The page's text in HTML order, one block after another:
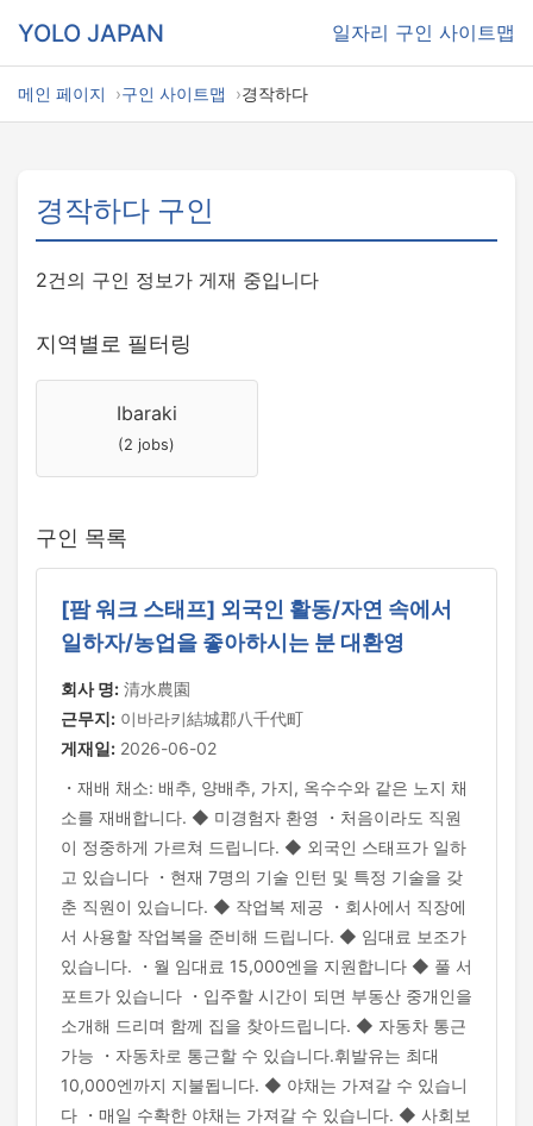
YOLO JAPAN 일자리 구인 사이트맵
메인 페이지 구인 사이트맵 경작하다
경작하다 구인
2건의 구인 정보가 게재 중입니다
지역별로 필터링
Ibaraki
(2 jobs)
구인 목록
[팜 워크 스태프] 외국인 활동/자연 속에서
일하자/농업을 좋아하시는 분 대환영
회사 명: 清水農園
근무지: 이바라키結城郡八千代町
게재일: 2026-06-02
・재배 채소: 배추, 양배추, 가지, 옥수수와 같은 노지 채
소를 재배합니다. ◆ 미경험자 환영 ・처음이라도 직원
이 정중하게 가르쳐 드립니다. ◆ 외국인 스태프가 일하
고 있습니다 ・현재 7명의 기술 인턴 및 특정 기술을 갖
춘 직원이 있습니다. ◆ 작업복 제공 ・회사에서 직장에
서 사용할 작업복을 준비해 드립니다. ◆ 임대료 보조가
있습니다. ・월 임대료 15,000엔을 지원합니다 ◆ 풀 서
포트가 있습니다 ・입주할 시간이 되면 부동산 중개인을
소개해 드리며 함께 집을 찾아드립니다. ◆ 자동차 통근
가능 ・자동차로 통근할 수 있습니다.휘발유는 최대
10,000엔까지 지불됩니다. ◆ 야채는 가져갈 수 있습니
다 ・매일 수확한 야채는 가져갈 수 있습니다. ◆ 사회보